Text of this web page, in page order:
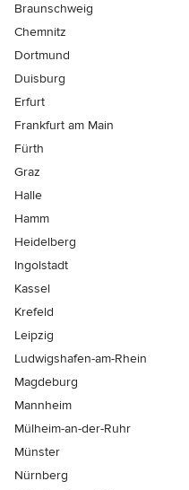
Braunschweig
Chemnitz
Dortmund
Duisburg
Erfurt
Frankfurt am Main
Fürth
Graz
Halle
Hamm
Heidelberg
Ingolstadt
Kassel
Krefeld
Leipzig
Ludwigshafen-am-Rhein
Magdeburg
Mannheim
Mülheim-an-der-Ruhr
Münster
Nürnberg